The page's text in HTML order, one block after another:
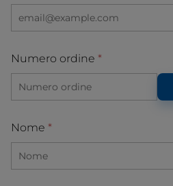
Numero ordine
Nome